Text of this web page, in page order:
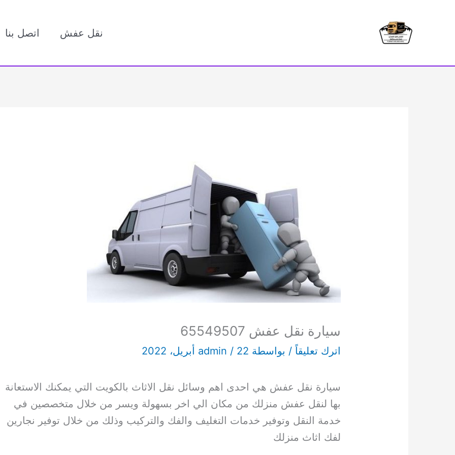
نقل عفش اتصل بنا
سيارة نقل عفش 65549507
اترك تعليقاً / بواسطة admin / 22 أبريل، 2022
سيارة نقل عفش هي احدى اهم وسائل نقل الاثاث بالكويت التي يمكنك الاستعانة
بها لنقل عفش منزلك من مكان الي اخر بسهولة ويسر من خلال متخصصين في
خدمة النقل وتوفير خدمات التغليف والفك والتركيب وذلك من خلال توفير نجارين
لفك اثاث منزلك